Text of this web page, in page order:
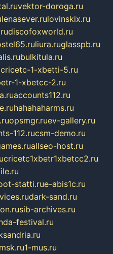
vektor-doroga.ru
lenasever.rulovinskix.ru
discofoxworld.ru
liura.ruglasspb.ru
bulkitula.ru
1-xbetti-5.ru
1-xbetcc-2.ru
accounts112.ru
hahahaharms.ru
opsmgr.ruev-gallery.ru
112.rucsm-demo.ru
allseo-host.ru
cricetc1xbetr1xbetcc2.ru
statti.rue-abis1c.ru
dark-sand.ru
sib-archives.ru
festival.ru
1-mus.ru